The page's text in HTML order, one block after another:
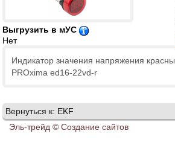
Выгрузить в мУС
Нет
Индикатор значения напряжения
PROxima ed16-22vd-r
Вернуться к: EKF
Эль-трейд © Создание сайтов